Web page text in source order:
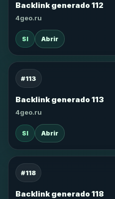
Backlink generado 112
4geo.ru
SI Abrir
#113
Backlink generado 113
4geo.ru
SI Abrir
#118
Backlink generado 118